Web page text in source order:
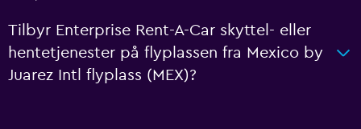
Tilbyr Enterprise Rent-A-Car skyttel- eller
hentetjenester på flyplassen fra Mexico by
Juarez Intl flyplass (MEX)?